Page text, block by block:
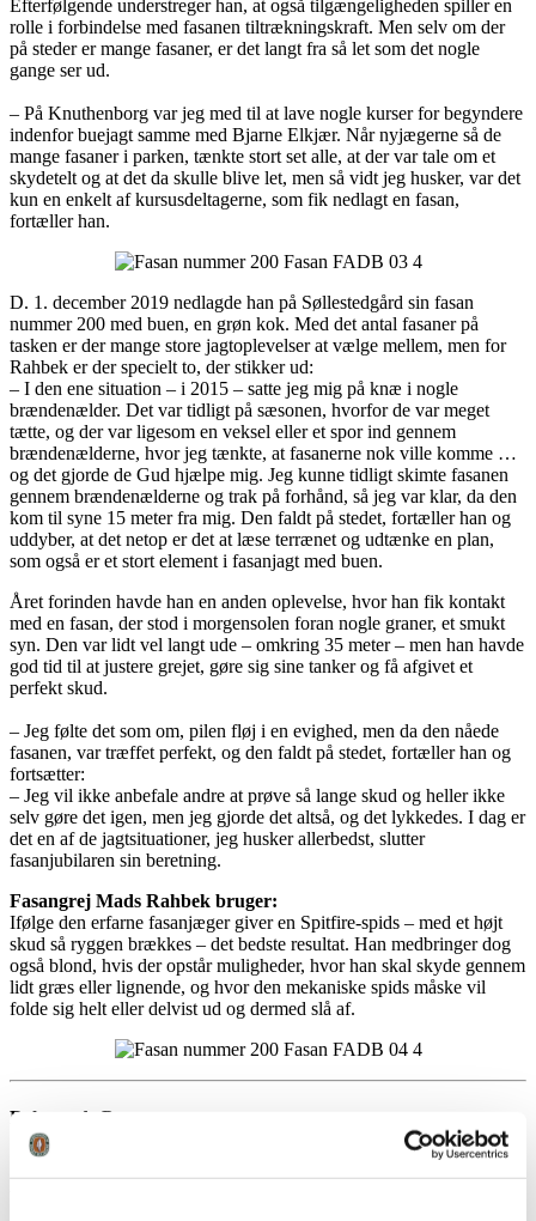
Efterfølgende understreger han, at også tilgængeligheden spiller en
rolle i forbindelse med fasanen tiltrækningskraft. Men selv om der
på steder er mange fasaner, er det langt fra så let som det nogle
gange ser ud.
– På Knuthenborg var jeg med til at lave nogle kurser for begyndere
indenfor buejagt samme med Bjarne Elkjær. Når nyjægerne så de
mange fasaner i parken, tænkte stort set alle, at der var tale om et
skydetelt og at det da skulle blive let, men så vidt jeg husker, var det
kun en enkelt af kursusdeltagerne, som fik nedlagt en fasan,
fortæller han.
D. 1. december 2019 nedlagde han på Søllestedgård sin fasan
nummer 200 med buen, en grøn kok. Med det antal fasaner på
tasken er der mange store jagtoplevelser at vælge mellem, men for
Rahbek er der specielt to, der stikker ud:
– I den ene situation – i 2015 – satte jeg mig på knæ i nogle
brændenælder. Det var tidligt på sæsonen, hvorfor de var meget
tætte, og der var ligesom en veksel eller et spor ind gennem
brændenælderne, hvor jeg tænkte, at fasanerne nok ville komme …
og det gjorde de Gud hjælpe mig. Jeg kunne tidligt skimte fasanen
gennem brændenælderne og trak på forhånd, så jeg var klar, da den
kom til syne 15 meter fra mig. Den faldt på stedet, fortæller han og
uddyber, at det netop er det at læse terrænet og udtænke en plan,
som også er et stort element i fasanjagt med buen.
Året forinden havde han en anden oplevelse, hvor han fik kontakt
med en fasan, der stod i morgensolen foran nogle graner, et smukt
syn. Den var lidt vel langt ude – omkring 35 meter – men han havde
god tid til at justere grejet, gøre sig sine tanker og få afgivet et
perfekt skud.
– Jeg følte det som om, pilen fløj i en evighed, men da den nåede
fasanen, var træffet perfekt, og den faldt på stedet, fortæller han og
fortsætter:
– Jeg vil ikke anbefale andre at prøve så lange skud og heller ikke
selv gøre det igen, men jeg gjorde det altså, og det lykkedes. I dag er
det en af de jagtsituationer, jeg husker allerbedst, slutter
fasanjubilaren sin beretning.
Fasangrej Mads Rahbek bruger:
Ifølge den erfarne fasanjæger giver en Spitfire-spids – med et højt
skud så ryggen brækkes – det bedste resultat. Han medbringer dog
også blond, hvis der opstår muligheder, hvor han skal skyde gennem
lidt græs eller lignende, og hvor den mekaniske spids måske vil
folde sig helt eller delvist ud og dermed slå af.
Relaterede Posts
21nov21. november 2025